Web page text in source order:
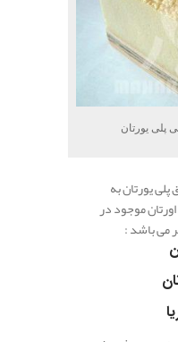
پلی یورتان
پلی یورتان به
موجود در
می باشد :